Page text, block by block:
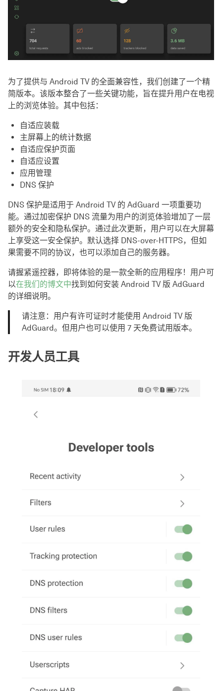
为了提供与 Android TV 的全面兼容性，我们创建了一个精
简版本。该版本整合了一些关键功能，旨在提升用户在电视
上的浏览体验。其中包括：
自适应装载
主屏幕上的统计数据
自适应保护页面
自适应设置
应用管理
DNS 保护
DNS 保护是适用于 Android TV 的 AdGuard 一项重要功
能。通过加密保护 DNS 流量为用户的浏览体验增加了一层
额外的安全和隐私保护。通过此次更新，用户可以在大屏幕
上享受这一安全保护。默认选择 DNS-over-HTTPS，但如
果需要不同的协议，也可以添加自己的服务器。
请握紧遥控器，即将体验的是一款全新的应用程序！用户可
以在我们的博文中找到如何安装 Android TV 版 AdGuard
的详细说明。
请注意：用户有许可证时才能使用 Android TV 版
AdGuard。但用户也可以使用 7 天免费试用版本。
开发人员工具